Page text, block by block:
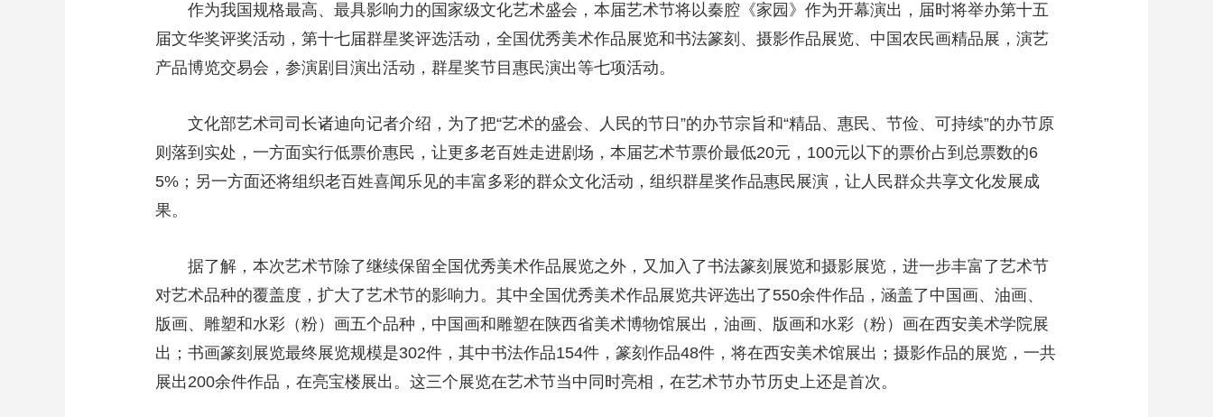
作为我国规格最高、最具影响力的国家级文化艺术盛会，本届艺术节将以秦腔《家园》作为开幕演出，届时将举办第十五
届文华奖评奖活动，第十七届群星奖评选活动，全国优秀美术作品展览和书法篆刻、摄影作品展览、中国农民画精品展，演艺
产品博览交易会，参演剧目演出活动，群星奖节目惠民演出等七项活动。
文化部艺术司司长诸迪向记者介绍，为了把“艺术的盛会、人民的节日”的办节宗旨和“精品、惠民、节俭、可持续”的办节原
则落到实处，一方面实行低票价惠民，让更多老百姓走进剧场，本届艺术节票价最低20元，100元以下的票价占到总票数的6
5%；另一方面还将组织老百姓喜闻乐见的丰富多彩的群众文化活动，组织群星奖作品惠民展演，让人民群众共享文化发展成
果。
据了解，本次艺术节除了继续保留全国优秀美术作品展览之外，又加入了书法篆刻展览和摄影展览，进一步丰富了艺术节
对艺术品种的覆盖度，扩大了艺术节的影响力。其中全国优秀美术作品展览共评选出了550余件作品，涵盖了中国画、油画、
版画、雕塑和水彩（粉）画五个品种，中国画和雕塑在陕西省美术博物馆展出，油画、版画和水彩（粉）画在西安美术学院展
出；书画篆刻展览最终展览规模是302件，其中书法作品154件，篆刻作品48件，将在西安美术馆展出；摄影作品的展览，一共
展出200余件作品，在亮宝楼展出。这三个展览在艺术节当中同时亮相，在艺术节办节历史上还是首次。